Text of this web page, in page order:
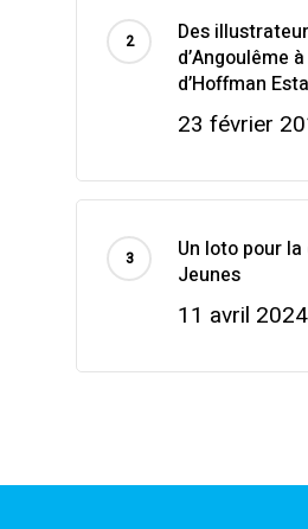
Des
d’Angoulême
d’Hoffman
23 février
Un loto pour
Jeunes
11 avril 2024